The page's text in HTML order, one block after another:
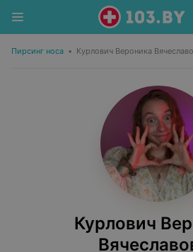
Пирсинг носа • Курлович Вероника
Курлович